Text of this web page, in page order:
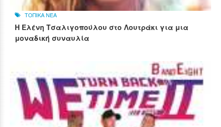
ΤΟΠΙΚΑ ΝΕΑ
Η Ελένη Τσαλιγοπούλου στο Λουτράκι για μια
μοναδική συναυλία